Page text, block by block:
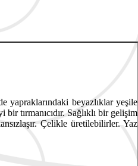
yapraklarındaki beyazlıklar yeşile
tırmanıcıdır. Sağlıklı bir gelişim
Çelikle üretilebilirler. Yaz